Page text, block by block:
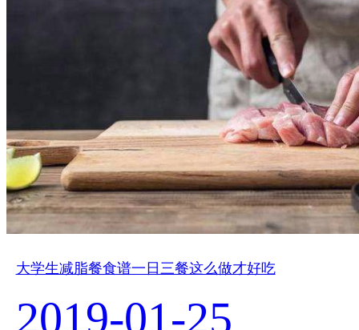
大学生减脂餐食谱一日三餐这么做才好吃
2019-01-25